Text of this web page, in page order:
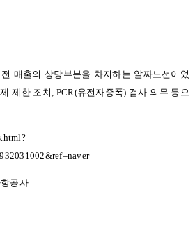
전 매출의 상당부분을 차지하는 알짜노선이었
제한 조치, PCR(유전자증폭) 검사 의무 등으
공사